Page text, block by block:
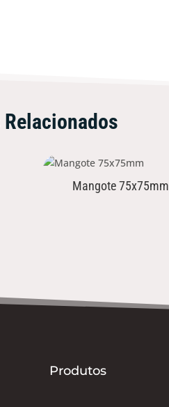
Relacionados
Mangote 75x75mm
Produtos